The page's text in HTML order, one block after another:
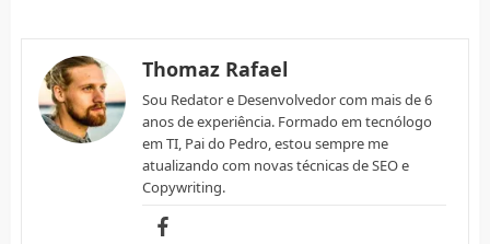
Thomaz Rafael
Sou Redator e Desenvolvedor com mais de 6
anos de experiência. Formado em tecnólogo
em TI, Pai do Pedro, estou sempre me
atualizando com novas técnicas de SEO e
Copywriting.